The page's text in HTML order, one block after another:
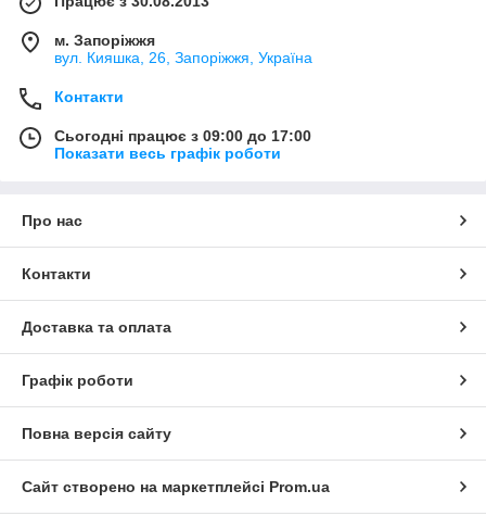
м. Запоріжжя
вул. Кияшка, 26, Запоріжжя, Україна
Контакти
Сьогодні працює з 09:00 до 17:00
Показати весь графік роботи
Про нас
Контакти
Доставка та оплата
Графік роботи
Повна версія сайту
Сайт створено на маркетплейсі Prom.ua